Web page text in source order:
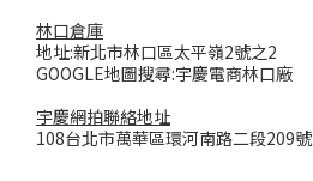
林口倉庫
地址:新北市林口區太平嶺2號之2
GOOGLE地圖搜尋:宇慶電商林口廠
宇慶網拍聯絡地址
108台北市萬華區環河南路二段209號